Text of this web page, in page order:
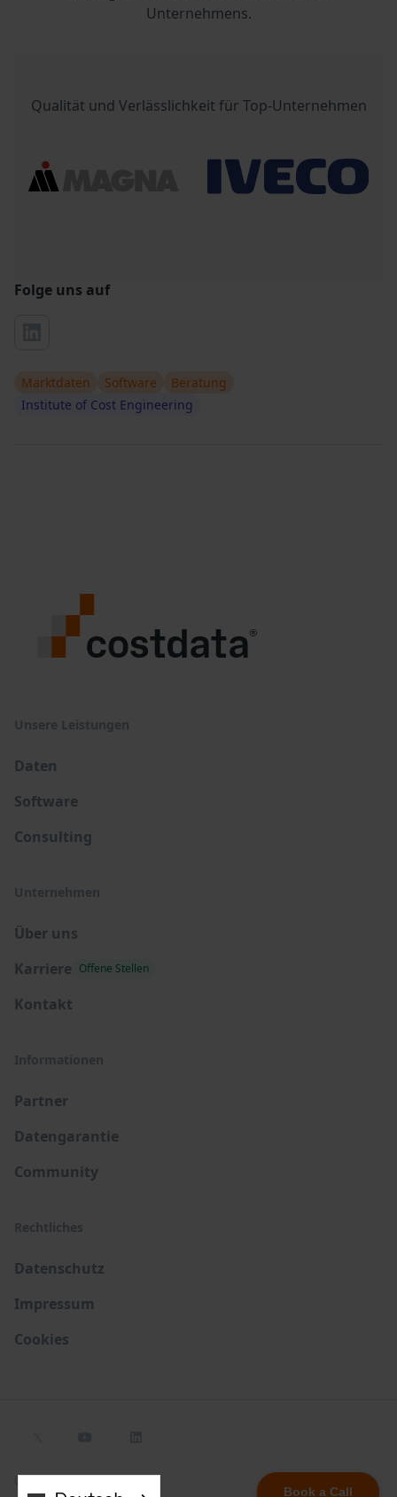
Book a Call
Unternehmens.
Qualität und Verlässlichkeit für Top-Unternehmen
Folge uns auf
Marktdaten Software
Beratung
Institute of Cost Engineering
Unsere Leistungen
Daten
Software
Consulting
Unternehmen
Über uns
Karriere Offene Stellen
Kontakt
Informationen
Partner
Datengarantie
Community
Rechtliches
Datenschutz
Impressum
Cookies
© 2023 costdata